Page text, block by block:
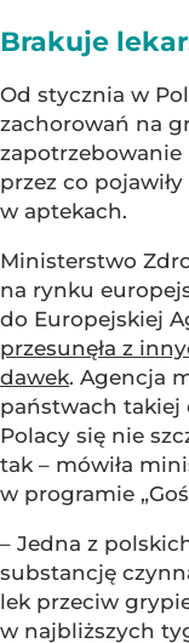
Brakuje
Od stycznia w
zachorowań na
zapotrzebowanie
przez co
w aptekach.
Ministerstwo
na rynku
do Europejskiej
przesunęła z
dawek. Agencja
państwach takiej
Polacy się nie
tak – mówiła
w programie
– Jedna z
substancję
lek przeciw
w najbliższych